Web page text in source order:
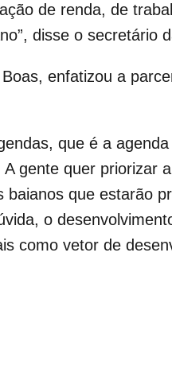
de renda, de
disse o secretário
enfatizou a
que é a
gente quer priorizar
que estarão
o
como vetor de